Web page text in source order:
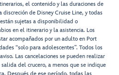
el contenido y las duraciones de
discreción de Disney Cruise Line, y todas
sujetas a disponibilidad o
en el itinerario y la asistencia. Los
acompañados por un adulto en Port
“solo para adolescentes”. Todos los
Las cancelaciones se pueden realizar
del crucero, a menos que se indique